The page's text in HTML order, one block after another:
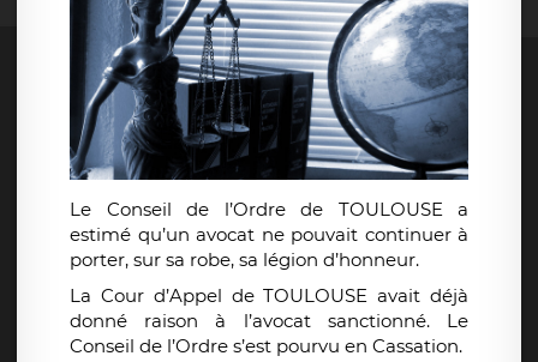
Le Conseil de l’Ordre de TOULOUSE a
estimé qu’un avocat ne pouvait continuer à
porter, sur sa robe, sa légion d’honneur.
La Cour d’Appel de TOULOUSE avait déjà
donné raison à l’avocat sanctionné. Le
Conseil de l’Ordre s’est pourvu en Cassation.